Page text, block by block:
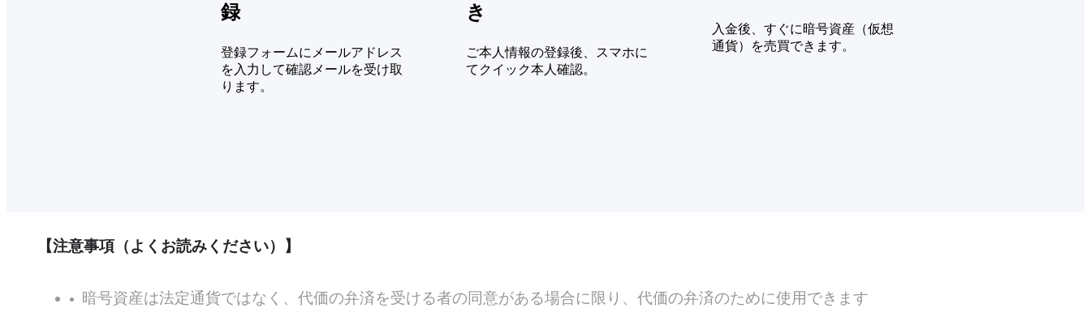
録
登録フォームにメールアドレス
を入力して確認メールを受け取
ります。
き
ご本人情報の登録後、スマホに
てクイック本人確認。
入金後、すぐに暗号資産（仮想
通貨）を売買できます。
【注意事項（よくお読みください）】
暗号資産は法定通貨ではなく、代価の弁済を受ける者の同意がある場合に限り、代価の弁済のために使用できます